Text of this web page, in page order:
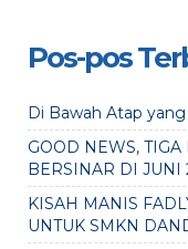
Pos-pos
Di Bawah Atap
GOOD NEWS,
BERSINAR DI JUNI
KISAH MANIS
UNTUK SMKN